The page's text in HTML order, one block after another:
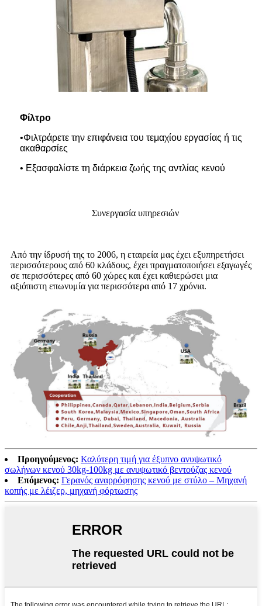
Φίλτρο
•Φιλτράρετε την επιφάνεια του τεμαχίου εργασίας ή τις
ακαθαρσίες
• Εξασφαλίστε τη διάρκεια ζωής της αντλίας κενού
Συνεργασία υπηρεσιών
Από την ίδρυσή της το 2006, η εταιρεία μας έχει εξυπηρετήσει
περισσότερους από 60 κλάδους, έχει πραγματοποιήσει εξαγωγές
σε περισσότερες από 60 χώρες και έχει καθιερώσει μια
αξιόπιστη επωνυμία για περισσότερα από 17 χρόνια.
Προηγούμενος: Καλύτερη τιμή για έξυπνο ανυψωτικό
σωλήνων κενού 30kg-100kg με ανυψωτικό βεντούζας κενού
Επόμενος: Γερανός αναρρόφησης κενού με στύλο – Μηχανή
κοπής με λέιζερ, μηχανή φόρτωσης